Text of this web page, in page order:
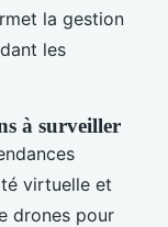
la gestion
les
à surveiller
virtuelle et
drones pour